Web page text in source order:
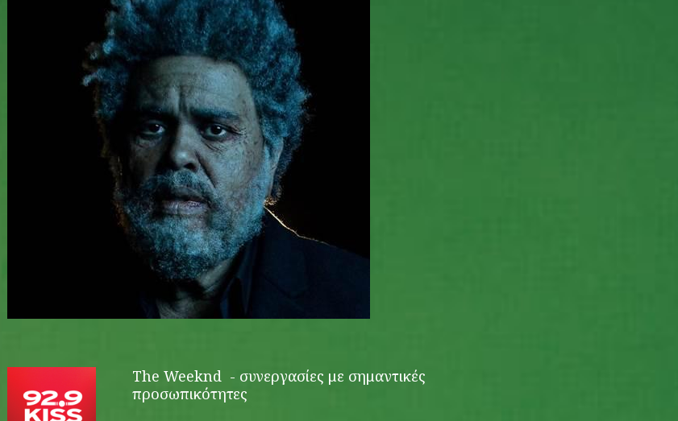
The Weeknd - συνεργασίες με σημαντικές
προσωπικότητες